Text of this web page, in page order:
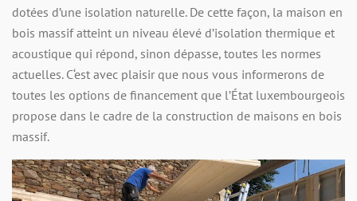
dotées d’une isolation naturelle. De cette façon, la maison en
bois massif atteint un niveau élevé d’isolation thermique et
acoustique qui répond, sinon dépasse, toutes les normes
actuelles. C‘est avec plaisir que nous vous informerons de
toutes les options de financement que l’État luxembourgeois
propose dans le cadre de la construction de maisons en bois
massif.